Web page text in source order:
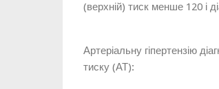
(верхній) тиск менше 120 і
Артеріальну гіпертензію
тиску (АТ):